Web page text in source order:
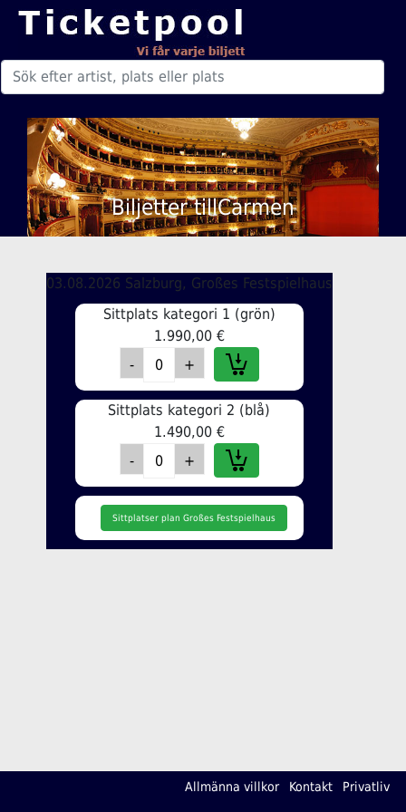
Biljetter tillCarmen
03.08.2026 Salzburg, Großes Festspielhaus
Sittplats kategori 1 (grön)
1.990,00 €
Sittplats kategori 2 (blå)
1.490,00 €
Sittplatser plan Großes Festspielhaus
Allmänna villkor Kontakt Privatliv